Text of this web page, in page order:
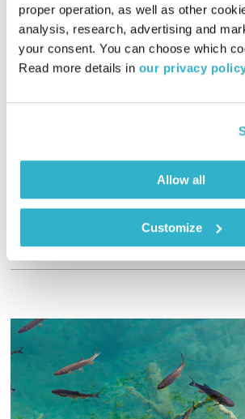
proper operation, as well as other
analysis, research, advertising and
your consent. You can choose which
Read more details in our privacy
Allow all
Customize
גלעדי. והפעם – דיג'יי אבירן שפר